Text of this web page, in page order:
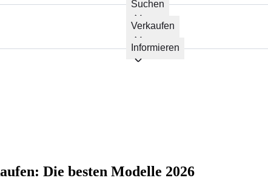
Suchen
Verkaufen
Informieren
Die besten Modelle 2026